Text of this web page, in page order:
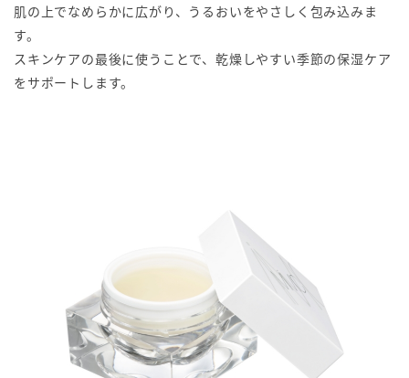
肌の上でなめらかに広がり、うるおいをやさしく包み込みま
す。
スキンケアの最後に使うことで、乾燥しやすい季節の保湿ケア
をサポートします。